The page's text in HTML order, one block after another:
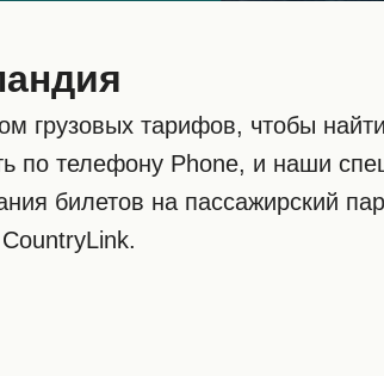
грузовых тарифов, чтобы
по телефону Phone, и наши
билетов на пассажирский